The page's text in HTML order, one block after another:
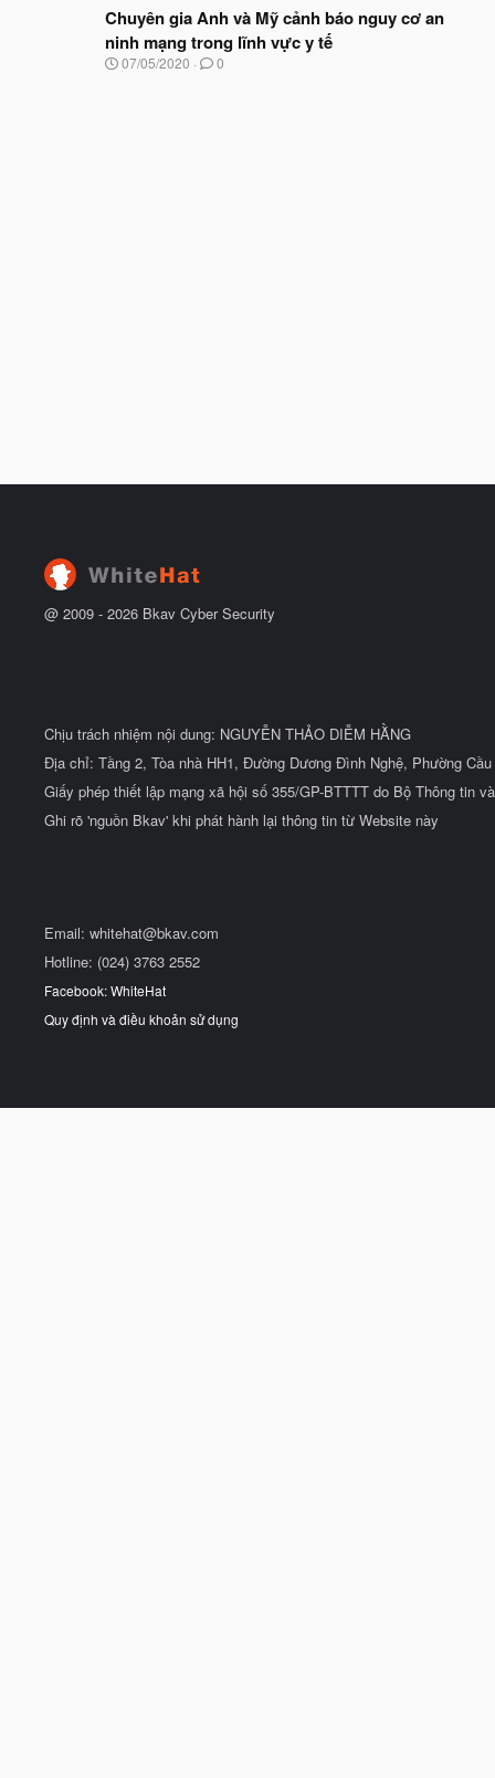
đ
ầ
u
à
b
ắ
Chuyên gia Anh và Mỹ cảnh báo nguy cơ an
ninh mạng trong lĩnh vực y tế
N
07/05/2020 0
@ 2009 - 2026 Bkav Cyber Security
Chịu trách nhiệm nội dung: NGUYỄN THẢO DIỄM HẰNG
Địa chỉ: Tầng 2, Tòa nhà HH1, Đường Dương Đình Nghệ, Phường
Giấy phép thiết lập mạng xã hội số 355/GP-BTTTT do Bộ Thông tin
Ghi rõ 'nguồn Bkav' khi phát hành lại thông tin từ Website này
Email: whitehat@bkav.com
Hotline: (024) 3763 2552
Facebook: WhiteHat
Quy định và điều khoản sử dụng